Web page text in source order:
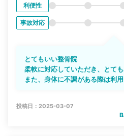
利便性
事故対応
とてもいい整骨院
柔軟に対応していただき、とても
また、身体に不調がある際は利用
投稿日：2025-03-07